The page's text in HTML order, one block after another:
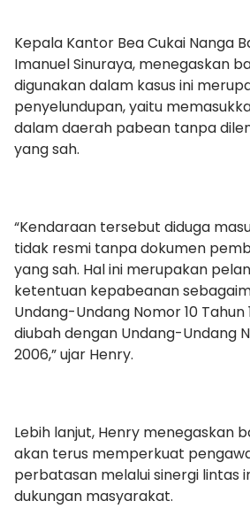
Kepala Kantor Bea Cukai Nanga
Imanuel Sinuraya, menegaskan
digunakan dalam kasus ini
penyelundupan, yaitu
dalam daerah pabean tanpa
yang sah.
“Kendaraan tersebut diduga
tidak resmi tanpa dokumen
yang sah. Hal ini merupakan
ketentuan kepabeanan
Undang-Undang Nomor 10 Tahun
diubah dengan Undang-Undang
2006,” ujar Henry.
Lebih lanjut, Henry menegaskan
akan terus memperkuat
perbatasan melalui sinergi lintas
dukungan masyarakat.